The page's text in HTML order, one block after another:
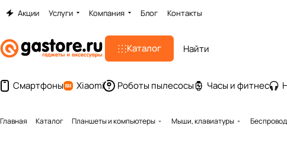
Акции Услуги Компания Блог Контакты
Каталог
Смартфоны Xiaomi Роботы пылесосы Часы и фитнес
Главная Каталог Планшеты и компьютеры Мыши, клавиатуры